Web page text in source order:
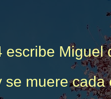
escribe Miguel
se muere cada